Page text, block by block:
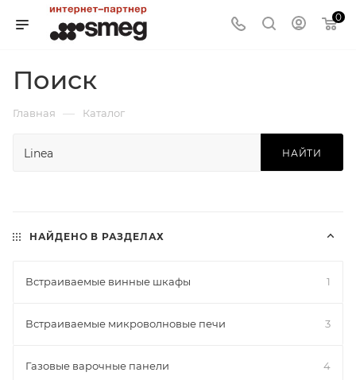
0
Поиск
Главная — Каталог
НАЙТИ
НАЙДЕНО В РАЗДЕЛАХ
Встраиваемые винные шкафы 1
Встраиваемые микроволновые печи 3
Газовые варочные панели 4